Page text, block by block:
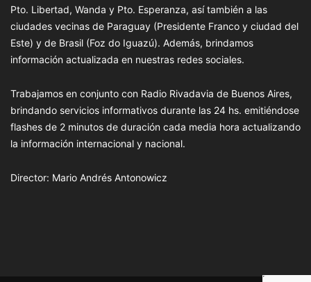
Pto. Libertad, Wanda y Pto. Esperanza, así también a las
ciudades vecinas de Paraguay (Presidente Franco y ciudad del
Este) y de Brasil (Foz do Iguazú). Además, brindamos
información actualizada en nuestras redes sociales.
Trabajamos en conjunto con Radio Rivadavia de Buenos Aires,
brindando servicios informativos durante las 24 hs. emitiéndose
flashes de 2 minutos de duración cada media hora actualizando
la información internacional y nacional.
Director: Mario Andrés Antonowicz